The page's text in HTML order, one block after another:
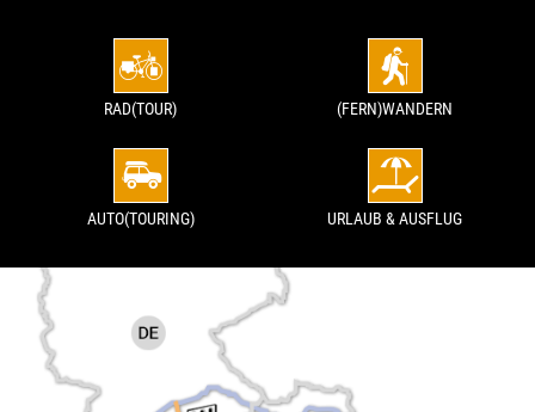
RAD(TOUR) (FERN)WANDERN
AUTO(TOURING) URLAUB & AUSFLUG